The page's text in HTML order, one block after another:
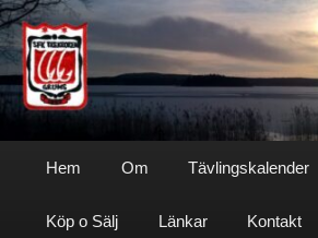
Hoppa
till
primärt
innehållSfktrekroken
Hem Om Tävlingskalender
Köp o Sälj Länkar Kontakt